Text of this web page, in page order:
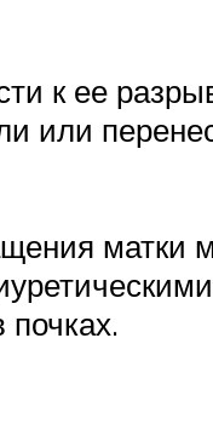
к ее
или
матки